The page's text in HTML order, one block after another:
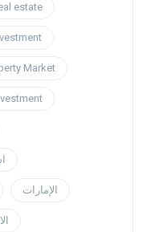
estate
Market
الإمارات